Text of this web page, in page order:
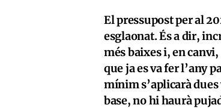
El pressupost per al
esglaonat. És a dir,
més baixes i, en
que ja es va fer l’any
mínim s’aplicarà dues
base, no hi haurà